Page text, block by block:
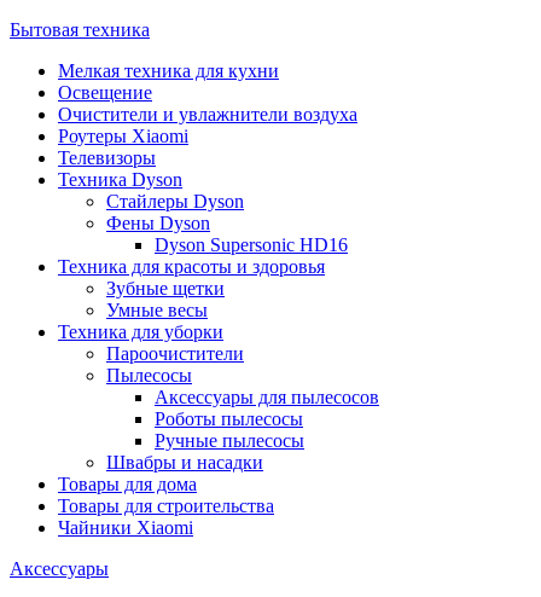
Бытовая техника
Мелкая техника для кухни
Освещение
Очистители и увлажнители воздуха
Роутеры Xiaomi
Телевизоры
Техника Dyson
Стайлеры Dyson
Фены Dyson
Dyson Supersonic HD16
Техника для красоты и здоровья
Зубные щетки
Умные весы
Техника для уборки
Пароочистители
Пылесосы
Аксессуары для пылесосов
Роботы пылесосы
Ручные пылесосы
Швабры и насадки
Товары для дома
Товары для строительства
Чайники Xiaomi
Аксессуары